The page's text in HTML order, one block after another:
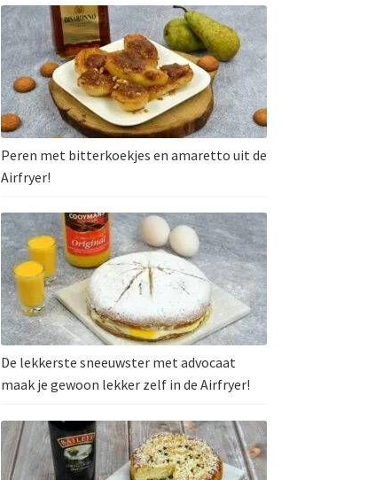
Peren met bitterkoekjes en amaretto uit de
Airfryer!
De lekkerste sneeuwster met advocaat
maak je gewoon lekker zelf in de Airfryer!